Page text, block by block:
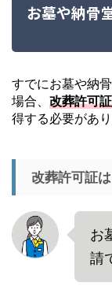
お墓や納骨
すでにお墓や納
場合、 改葬許可
得する必要があり
改葬許可証
お
請